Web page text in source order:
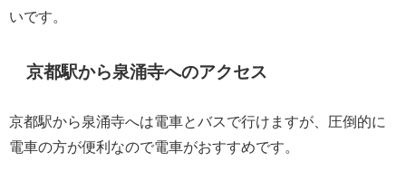
いです。
京都駅から泉涌寺へのアクセス
京都駅から泉涌寺へは電車とバスで行けますが、圧倒的に
電車の方が便利なので電車がおすすめです。